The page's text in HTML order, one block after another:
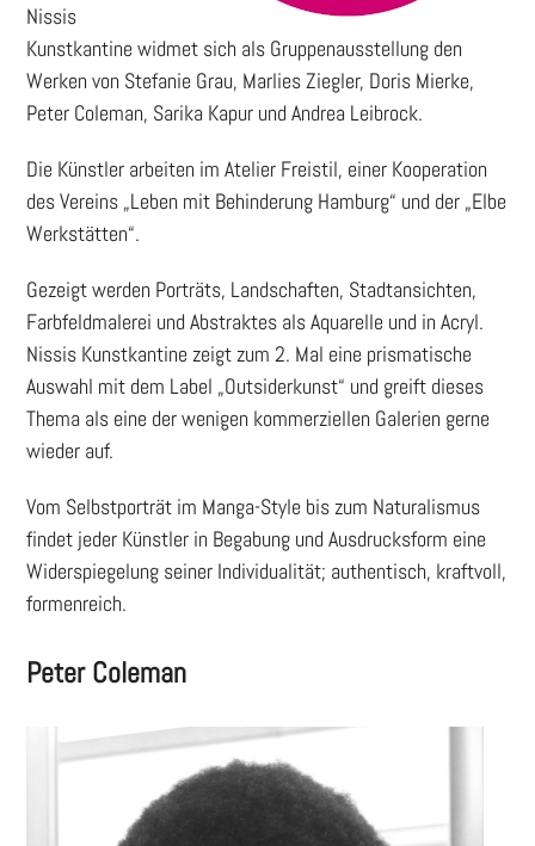
Nissis
Kunstkantine widmet sich als Gruppenausstellung den
Werken von Stefanie Grau, Marlies Ziegler, Doris Mierke,
Peter Coleman, Sarika Kapur und Andrea Leibrock.
Die Künstler arbeiten im Atelier Freistil, einer Kooperation
des Vereins „Leben mit Behinderung Hamburg“ und der „Elbe
Werkstätten“.
Gezeigt werden Porträts, Landschaften, Stadtansichten,
Farbfeldmalerei und Abstraktes als Aquarelle und in Acryl.
Nissis Kunstkantine zeigt zum 2. Mal eine prismatische
Auswahl mit dem Label „Outsiderkunst“ und greift dieses
Thema als eine der wenigen kommerziellen Galerien gerne
wieder auf.
Vom Selbstporträt im Manga-Style bis zum Naturalismus
findet jeder Künstler in Begabung und Ausdrucksform eine
Widerspiegelung seiner Individualität; authentisch, kraftvoll,
formenreich.
Peter Coleman